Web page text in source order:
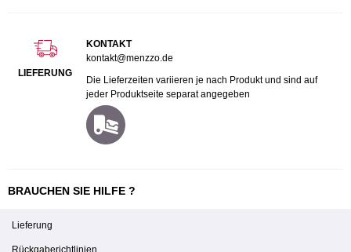
LIEFERUNG
KONTAKT
kontakt@menzzo.de
Die Lieferzeiten variieren je nach Produkt und sind auf
jeder Produktseite separat angegeben
BRAUCHEN SIE HILFE ?
Lieferung
Rückgaberichtlinien